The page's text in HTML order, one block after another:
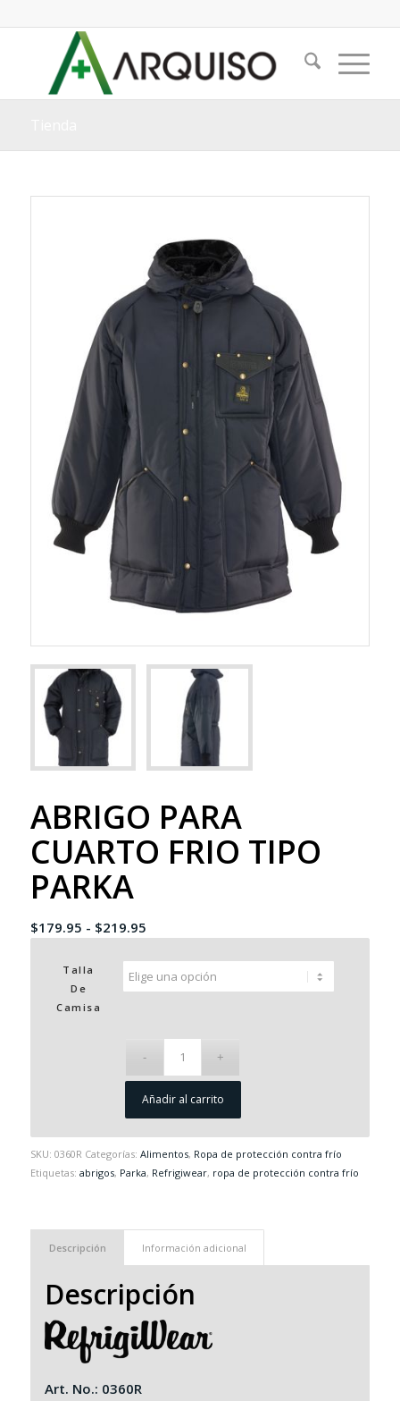
ABRIGO PARA
CUARTO FRIO TIPO
PARKA
$179.95 - $219.95Rango
desde
$219.95
Talla
De
Camisa
Añadir al carrito
SKU: 0360R Categorías: Alimentos, Ropa de protección contra frío
Etiquetas: abrigos, Parka, Refrigiwear, ropa de protección contra frío
Descripción Información adicional
Descripción
Art. No.: 0360R